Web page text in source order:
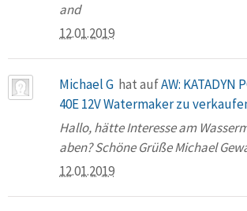
and
12.01.2019
Michael G hat aufAW: KATADYN
40E 12V Watermaker zu
Hallo, hätte Interesse am
aben? Schöne Grüße Michael
12.01.2019